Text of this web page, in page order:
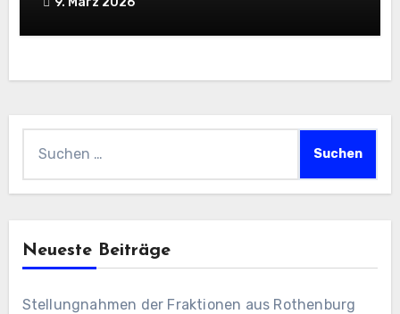
nach:
Neueste Beiträge
Stellungnahmen der Fraktionen aus Rothenburg